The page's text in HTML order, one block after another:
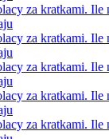
za kratkami. Ile
za kratkami. Ile
za kratkami. Ile
za kratkami. Ile
za kratkami. Ile